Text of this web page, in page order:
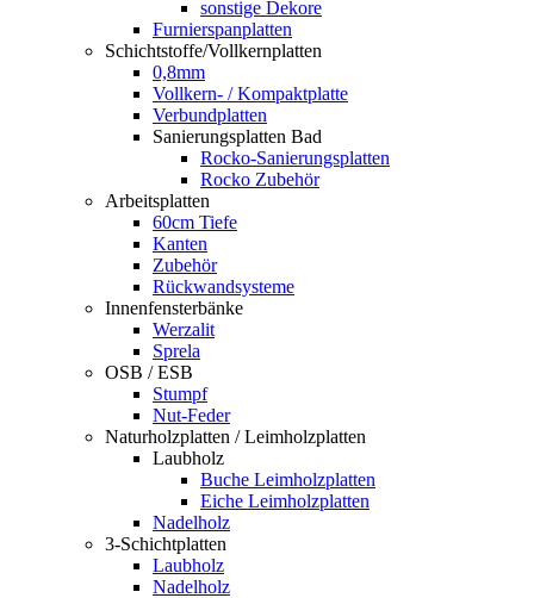
sonstige Dekore
Furnierspanplatten
Schichtstoffe/Vollkernplatten
0,8mm
Vollkern- / Kompaktplatte
Verbundplatten
Sanierungsplatten Bad
Rocko-Sanierungsplatten
Rocko Zubehör
Arbeitsplatten
60cm Tiefe
Kanten
Zubehör
Rückwandsysteme
Innenfensterbänke
Werzalit
Sprela
OSB / ESB
Stumpf
Nut-Feder
Naturholzplatten / Leimholzplatten
Laubholz
Buche Leimholzplatten
Eiche Leimholzplatten
Nadelholz
3-Schichtplatten
Laubholz
Nadelholz